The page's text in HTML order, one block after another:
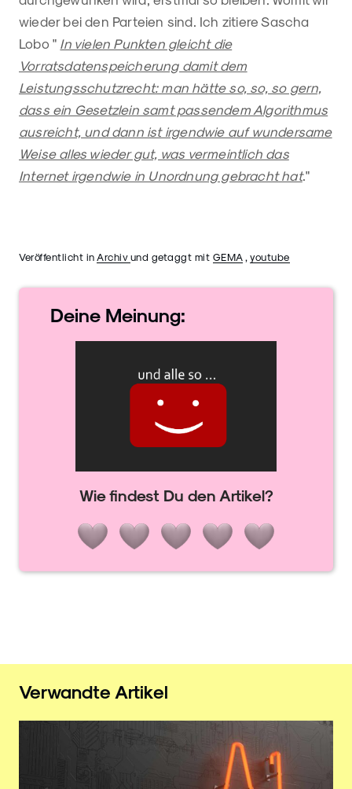
wieder bei den Parteien sind. Ich zitiere Sascha
Lobo " In vielen Punkten gleicht die
Vorratsdatenspeicherung damit dem
Leistungsschutzrecht: man hätte so, so, so gern,
dass ein Gesetzlein samt passendem Algorithmus
ausreicht, und dann ist irgendwie auf wundersame
Weise alles wieder gut, was vermeintlich das
Internet irgendwie in Unordnung gebracht hat."
Veröffentlicht in Archiv und getaggt mit GEMA youtube
Deine Meinung:
Wie findest Du den Artikel?
Verwandte Artikel